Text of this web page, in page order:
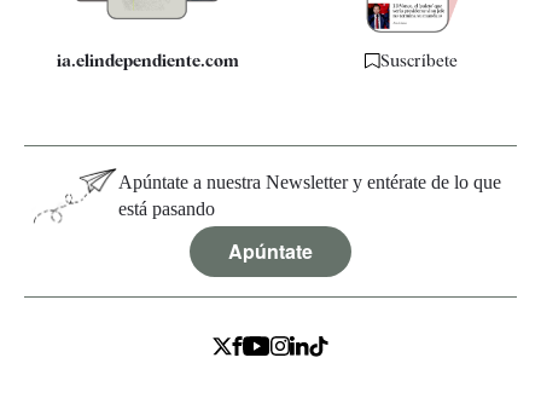
ia.elindependiente.com Suscríbete
Apúntate a nuestra Newsletter y entérate de lo que
está pasando
Apúntate